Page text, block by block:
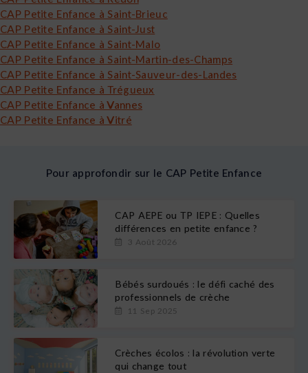
CAP Petite Enfance à Saint-Brieuc
CAP Petite Enfance à Saint-Just
CAP Petite Enfance à Saint-Malo
CAP Petite Enfance à Saint-Martin-des-Champs
CAP Petite Enfance à Saint-Sauveur-des-Landes
CAP Petite Enfance à Trégueux
CAP Petite Enfance à Vannes
CAP Petite Enfance à Vitré
Pour approfondir sur le CAP Petite Enfance
CAP AEPE ou TP IEPE : Quelles
différences en petite enfance ?
3 Août 2026
Bébés surdoués : le défi caché des
professionnels de crèche
11 Sep 2025
Crèches écolos : la révolution verte
qui change tout